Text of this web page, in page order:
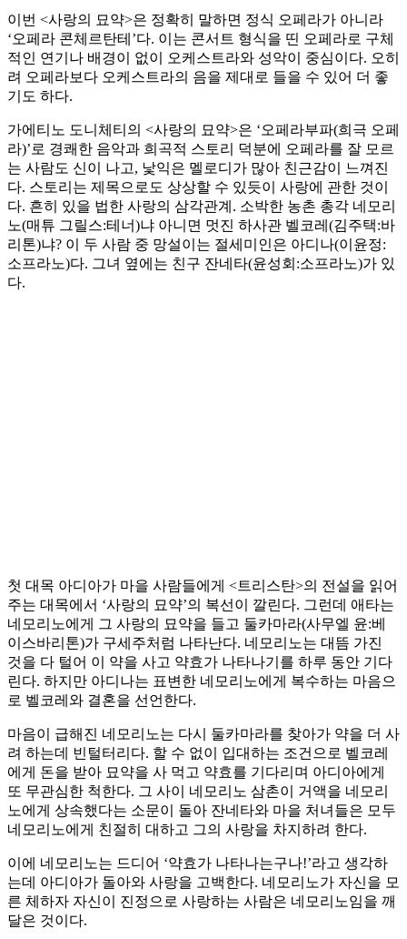
이번 <사랑의 묘약>은 정확히 말하면 정식 오페라가 아니라
‘오페라 콘체르탄테’다. 이는 콘서트 형식을 띤 오페라로 구체
적인 연기나 배경이 없이 오케스트라와 성악이 중심이다. 오히
려 오페라보다 오케스트라의 음을 제대로 들을 수 있어 더 좋
기도 하다.
가에티노 도니체티의 <사랑의 묘약>은 ‘오페라부파(희극 오페
라)’로 경쾌한 음악과 희곡적 스토리 덕분에 오페라를 잘 모르
는 사람도 신이 나고, 낯익은 멜로디가 많아 친근감이 느껴진
다. 스토리는 제목으로도 상상할 수 있듯이 사랑에 관한 것이
다. 흔히 있을 법한 사랑의 삼각관계. 소박한 농촌 총각 네모리
노(매튜 그릴스:테너)냐 아니면 멋진 하사관 벨코레(김주택:바
리톤)냐? 이 두 사람 중 망설이는 절세미인은 아디나(이윤정:
소프라노)다. 그녀 옆에는 친구 잔네타(윤성회:소프라노)가 있
다.
첫 대목 아디아가 마을 사람들에게 <트리스탄>의 전설을 읽어
주는 대목에서 ‘사랑의 묘약’의 복선이 깔린다. 그런데 애타는
네모리노에게 그 사랑의 묘약을 들고 둘카마라(사무엘 윤:베
이스바리톤)가 구세주처럼 나타난다. 네모리노는 대뜸 가진
것을 다 털어 이 약을 사고 약효가 나타나기를 하루 동안 기다
린다. 하지만 아디나는 표변한 네모리노에게 복수하는 마음으
로 벨코레와 결혼을 선언한다.
마음이 급해진 네모리노는 다시 둘카마라를 찾아가 약을 더 사
려 하는데 빈털터리다. 할 수 없이 입대하는 조건으로 벨코레
에게 돈을 받아 묘약을 사 먹고 약효를 기다리며 아디아에게
또 무관심한 척한다. 그 사이 네모리노 삼촌이 거액을 네모리
노에게 상속했다는 소문이 돌아 잔네타와 마을 처녀들은 모두
네모리노에게 친절히 대하고 그의 사랑을 차지하려 한다.
이에 네모리노는 드디어 ‘약효가 나타나는구나!’라고 생각하
는데 아디아가 돌아와 사랑을 고백한다. 네모리노가 자신을 모
른 체하자 자신이 진정으로 사랑하는 사람은 네모리노임을 깨
달은 것이다.